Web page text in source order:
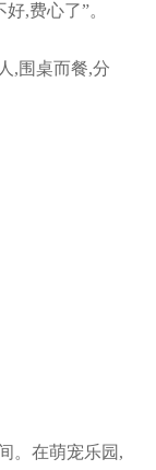
,费心了”。
,围桌而餐,分
。在萌宠乐园,